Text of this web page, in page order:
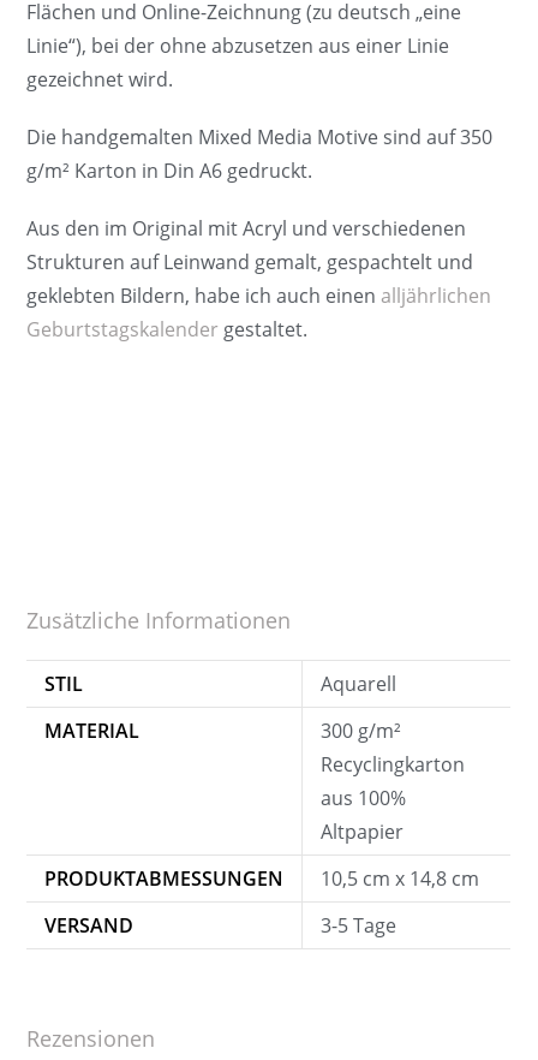
Flächen und Online-Zeichnung (zu deutsch „eine
Linie“), bei der ohne abzusetzen aus einer Linie
gezeichnet wird.
Die handgemalten Mixed Media Motive sind auf 350
g/m² Karton in Din A6 gedruckt.
Aus den im Original mit Acryl und verschiedenen
Strukturen auf Leinwand gemalt, gespachtelt und
geklebten Bildern, habe ich auch einen alljährlichen
Geburtstagskalender gestaltet.
Zusätzliche Informationen
STIL
Aquarell
MATERIAL
300 g/m²
Recyclingkarton
aus 100%
Altpapier
PRODUKTABMESSUNGEN
10,5 cm x 14,8 cm
VERSAND
3-5 Tage
Rezensionen